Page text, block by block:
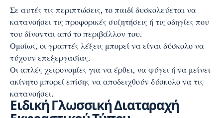
Σε αυτές τις περιπτώσεις, το παιδί δυσκολεύεται να
κατανοήσει τις προφορικές συζητήσεις ή τις οδηγίες που
του δίνονται από το περιβάλλον του.
Ομοίως, οι γραπτές λέξεις μπορεί να είναι δύσκολο να
τύχουν επεξεργασίας.
Οι απλές χειρονομίες για να έρθει, να φύγει ή να μείνει
ακίνητο μπορεί επίσης να αποδειχθούν δύσκολο να τις
κατανοήσει.
Ειδική Γλωσσική Διαταραχή